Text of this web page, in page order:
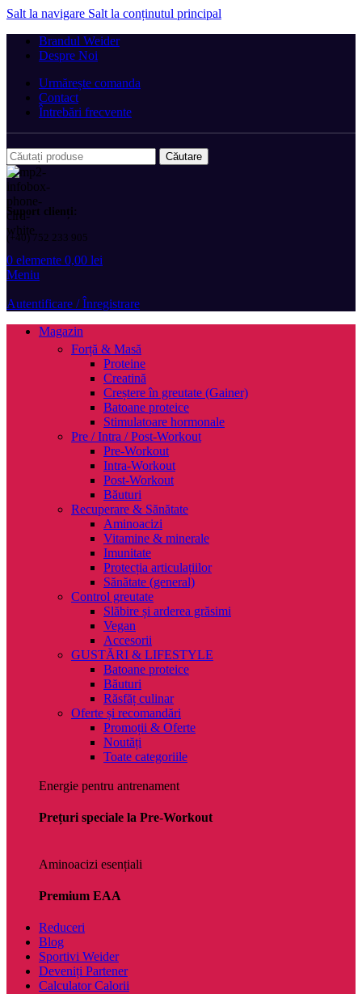
Salt la navigare Salt la conținutul principal
Brandul Weider
Despre Noi
Urmărește comanda
Contact
Întrebări frecvente
Căutare
Suport clienți:
(+40) 752 233 905
0 elemente 0,00 lei
Meniu
Autentificare / Înregistrare
Magazin
Forță & Masă
Proteine
Creatină
Creștere în greutate (Gainer)
Batoane proteice
Stimulatoare hormonale
Pre / Intra / Post-Workout
Pre-Workout
Intra-Workout
Post-Workout
Băuturi
Recuperare & Sănătate
Aminoacizi
Vitamine & minerale
Imunitate
Protecția articulațiilor
Sănătate (general)
Control greutate
Slăbire și arderea grăsimi
Vegan
Accesorii
GUSTĂRI & LIFESTYLE
Batoane proteice
Băuturi
Răsfăț culinar
Oferte și recomandări
Promoții & Oferte
Noutăți
Toate categoriile
Energie pentru antrenament
Prețuri speciale la Pre-Workout
Aminoacizi esențiali
Premium EAA
Reduceri
Blog
Sportivi Weider
Deveniți Partener
Calculator Calorii